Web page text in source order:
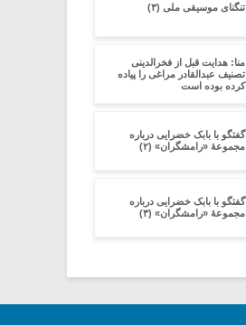
تنگنای موسیقی ملی (۳)
منا: هدایت قبل از فخرالدینی
تصنیف عبدالقادر مراغی را پیاده
کرده بوده است
گفتگو با بابک خضرایی درباره
مجموعۀ «رامشگران» (۲)
گفتگو با بابک خضرایی درباره
مجموعۀ «رامشگران» (۳)